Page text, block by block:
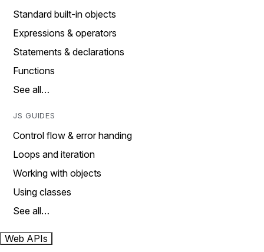
Standard built-in objects
Expressions & operators
Statements & declarations
Functions
See all…
JS GUIDES
Control flow & error handing
Loops and iteration
Working with objects
Using classes
See all…
Web APIs